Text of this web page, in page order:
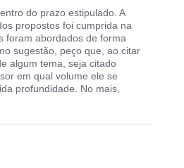
do prazo estipulado. A
propostos foi cumprida na
foram abordados de forma
sugestão, peço que, ao citar
algum tema, seja citado
em qual volume ele se
profundidade. No mais,